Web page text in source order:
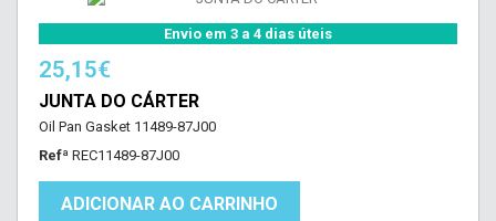
Envio em 3 a 4 dias úteis
25,15€
JUNTA DO CÁRTER
Oil Pan Gasket 11489-87J00
Refª REC11489-87J00
ADICIONAR AO CARRINHO